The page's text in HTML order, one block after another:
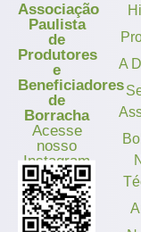
Associação
Paulista
de
Produtores
e
Beneficiadores
de
Borracha
Acesse
nosso
Instagram
A